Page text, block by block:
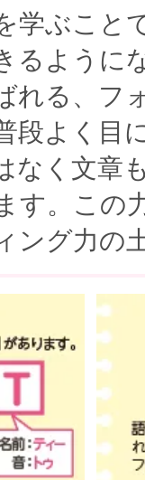
学ぶこと
るように
れる、フ
段よく目
なく文章
す。この
ング力の